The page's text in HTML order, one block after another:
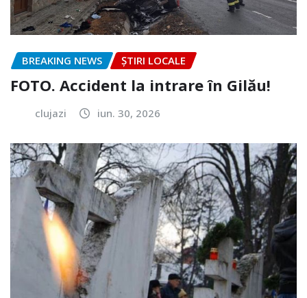
BREAKING NEWS ȘTIRI LOCALE
FOTO. Accident la intrare în Gilău!
clujazi iun. 30, 2026